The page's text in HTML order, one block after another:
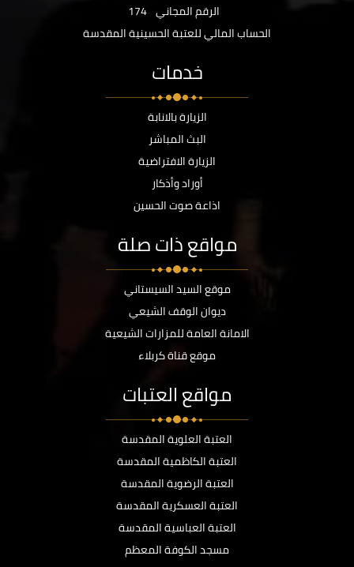
الرقم المجاني 174
الحساب المالي للعتبة الحسينية المقدسة
خدمات
الزيارة بالانابة
البث المباشر
الزيارة الافتراضية
أوراد وأذكار
اذاعة صوت الحسين
مواقع ذات صلة
موقع السيد السيستاني
ديوان الوقف الشيعي
الامانة العامة للمزارات الشيعية
موقع قناة كربلاء
مواقع العتبات
العتبة العلوية المقدسة
العتبة الكاظمية المقدسة
العتبة الرضوية المقدسة
العتبة العسكرية المقدسة
العتبة العباسية المقدسة
مسجد الكوفة المعظم